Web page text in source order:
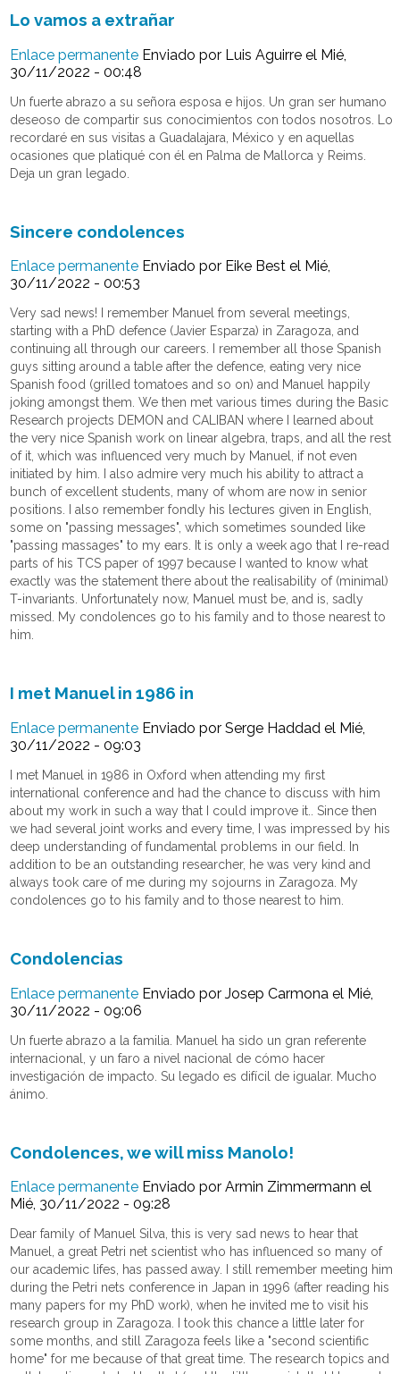
Lo vamos a extrañar
Enlace permanente Enviado por Luis Aguirre el Mié,
30/11/2022 - 00:48
Un fuerte abrazo a su señora esposa e hijos. Un gran ser humano
deseoso de compartir sus conocimientos con todos nosotros. Lo
recordaré en sus visitas a Guadalajara, México y en aquellas
ocasiones que platiqué con él en Palma de Mallorca y Reims.
Deja un gran legado.
Sincere condolences
Enlace permanente Enviado por Eike Best el Mié,
30/11/2022 - 00:53
Very sad news! I remember Manuel from several meetings,
starting with a PhD defence (Javier Esparza) in Zaragoza, and
continuing all through our careers. I remember all those Spanish
guys sitting around a table after the defence, eating very nice
Spanish food (grilled tomatoes and so on) and Manuel happily
joking amongst them. We then met various times during the Basic
Research projects DEMON and CALIBAN where I learned about
the very nice Spanish work on linear algebra, traps, and all the rest
of it, which was influenced very much by Manuel, if not even
initiated by him. I also admire very much his ability to attract a
bunch of excellent students, many of whom are now in senior
positions. I also remember fondly his lectures given in English,
some on "passing messages", which sometimes sounded like
"passing massages" to my ears. It is only a week ago that I re-read
parts of his TCS paper of 1997 because I wanted to know what
exactly was the statement there about the realisability of (minimal)
T-invariants. Unfortunately now, Manuel must be, and is, sadly
missed. My condolences go to his family and to those nearest to
him.
I met Manuel in 1986 in
Enlace permanente Enviado porSerge Haddad el Mié,
30/11/2022 - 09:03
I met Manuel in 1986 in Oxford when attending my first
international conference and had the chance to discuss with him
about my work in such a way that I could improve it.. Since then
we had several joint works and every time, I was impressed by his
deep understanding of fundamental problems in our field. In
addition to be an outstanding researcher, he was very kind and
always took care of me during my sojourns in Zaragoza. My
condolences go to his family and to those nearest to him.
Condolencias
Enlace permanente Enviado porJosep Carmona el Mié,
30/11/2022 - 09:06
Un fuerte abrazo a la familia. Manuel ha sido un gran referente
internacional, y un faro a nivel nacional de cómo hacer
investigación de impacto. Su legado es difícil de igualar. Mucho
ánimo.
Condolences, we will miss Manolo!
Enlace permanente Enviado porArmin Zimmermann el
Mié, 30/11/2022 - 09:28
Dear family of Manuel Silva, this is very sad news to hear that
Manuel, a great Petri net scientist who has influenced so many of
our academic lifes, has passed away. I still remember meeting him
during the Petri nets conference in Japan in 1996 (after reading his
many papers for my PhD work), when he invited me to visit his
research group in Zaragoza. I took this chance a little later for
some months, and still Zaragoza feels like a "second scientific
home" for me because of that great time. The research topics and